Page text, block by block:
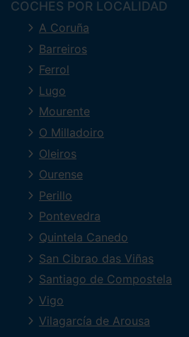
COCHES POR LOCALIDAD
A Coruña
Barreiros
Ferrol
Lugo
Mourente
O Milladoiro
Oleiros
Ourense
Perillo
Pontevedra
Quintela Canedo
San Cibrao das Viñas
Santiago de Compostela
Vigo
Vilagarcía de Arousa